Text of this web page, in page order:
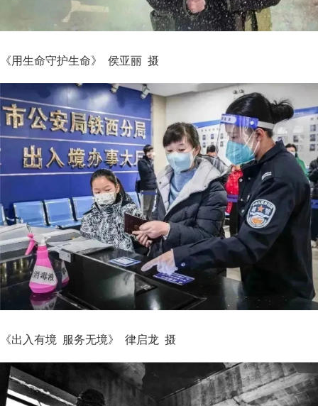
《用生命守护生命》 侯亚丽 摄
《出入有境 服务无境》 律启龙 摄